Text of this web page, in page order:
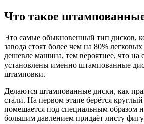
Что такое
Это самые обыкновенный тип дисков,
завода стоят более чем на 80%
дешевле машина, тем вероятнее, что на
установлены именно штампованные
штамповки.
Делаются штампованные диски, как
стали. На первом этапе берётся
помещается под специальным образом
большим давлением придаёт листу